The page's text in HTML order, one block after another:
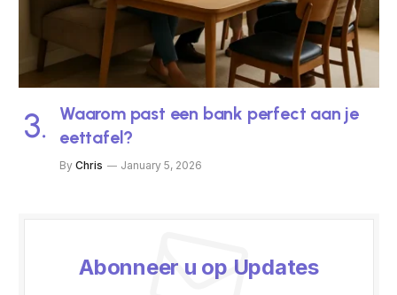
Waarom past een bank perfect aan je
eettafel?
By Chris January 5, 2026
Abonneer u op Updates